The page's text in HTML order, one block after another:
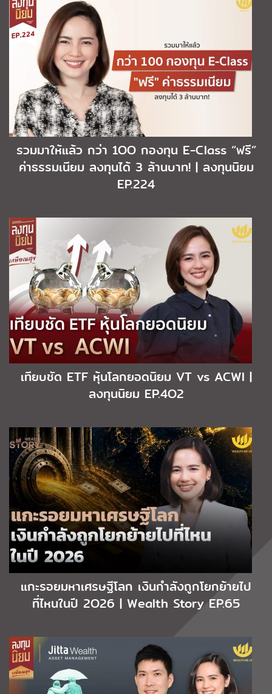
รวมมาให้แล้ว กว่า 1OO กองทุน E-Class “ฟรี”
ค่าธรรมเนียม ลงทุนได้ 3 ล้านบาท! | ลงทุนนิยม
EP.224
เทียบชัด ETF หุ้นโลกยอดนิยม VT vs ACWI |
ลงทุนนิยม EP.4O2
แกะรอยมหาเศรษฐีโลก เงินกำลังถูกโยกย้ายไป
ที่ไหนในปี 2O26 | Wealth Story EP.65